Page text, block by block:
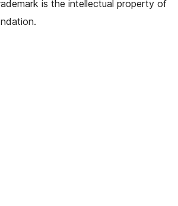
is the intellectual property of